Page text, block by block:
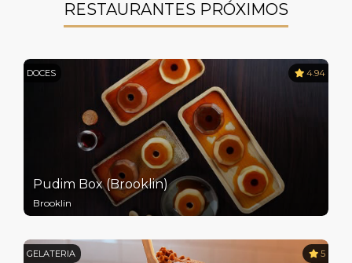
RESTAURANTES PRÓXIMOS
DOCES 4.94
Pudim Box (Brooklin)
Brooklin
GELATERIA 5